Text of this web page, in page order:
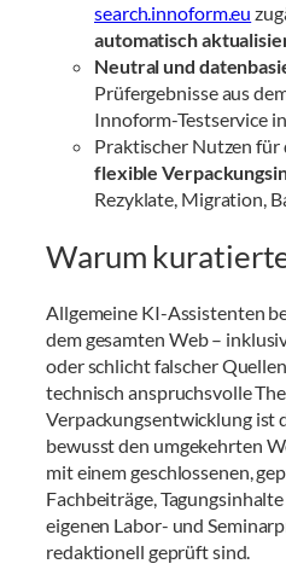
search.innoform.eu
automatisch
Neutral und
Prüfergebnisse aus
Innoform-Testservice
Praktischer Nutzen für
flexible
Rezyklate, Migration,
Warum
Allgemeine KI-Assistenten
dem gesamten Web –
oder schlicht falscher
technisch anspruchsvolle
Verpackungsentwicklung ist
bewusst den umgekehrten
mit einem geschlossenen,
Fachbeiträge,
eigenen Labor- und
redaktionell geprüft sind.